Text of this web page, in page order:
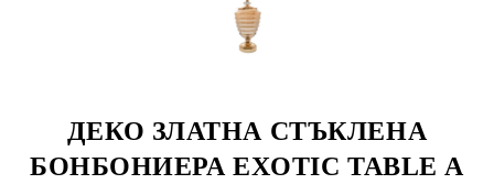
ДЕКО ЗЛАТНА СТЪКЛЕНА
БОНБОНИЕРА EXOTIC TABLE А